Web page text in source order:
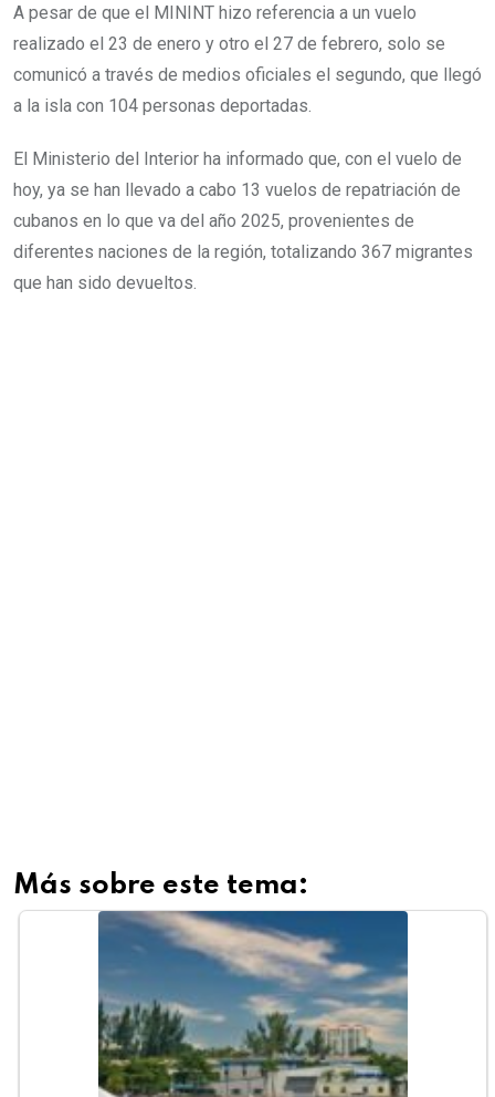
A pesar de que el MININT hizo referencia a un vuelo
realizado el 23 de enero y otro el 27 de febrero, solo se
comunicó a través de medios oficiales el segundo, que llegó
a la isla con 104 personas deportadas.
El Ministerio del Interior ha informado que, con el vuelo de
hoy, ya se han llevado a cabo 13 vuelos de repatriación de
cubanos en lo que va del año 2025, provenientes de
diferentes naciones de la región, totalizando 367 migrantes
que han sido devueltos.
Más sobre este tema: